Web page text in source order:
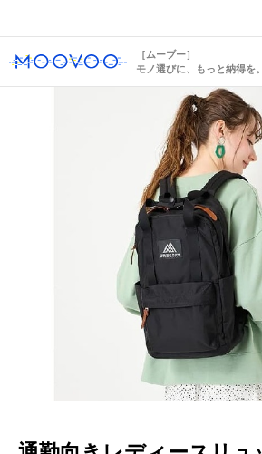
［ムーブー］
モノ選びに、もっと納得を。